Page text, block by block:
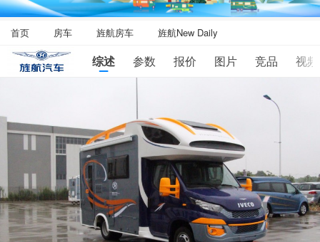
首页 房车 旌航房车 旌航New Daily
综述 参数 报价 图片 竞品 视频
动
查
看
更
多
图